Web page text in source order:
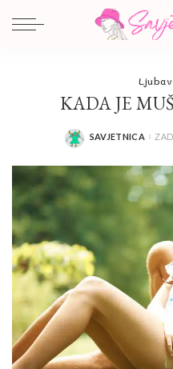
KADA JE
POSTED
SAVJETNICA